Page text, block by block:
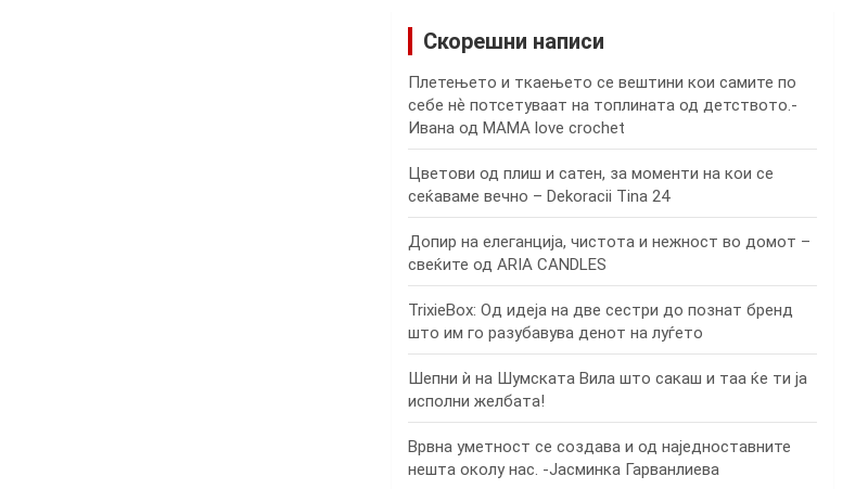
Скорешни написи
Плетењето и ткаењето се вештини кои самите по
себе нѐ потсетуваат на топлината од детството.-
Ивана од MAMA love crochet
Цветови од плиш и сатен, за моменти на кои се
сеќаваме вечно – Dekoracii Tina 24
Допир на елеганција, чистота и нежност во домот –
свеќите од ARIA CANDLES
TrixieBox: Од идеја на две сестри до познат бренд
што им го разубавува денот на луѓето
Шепни ѝ на Шумската Вила што сакаш и таа ќе ти ја
исполни желбата!
Врвна уметност се создава и од наједноставните
нешта околу нас. -Јасминка Гарванлиева